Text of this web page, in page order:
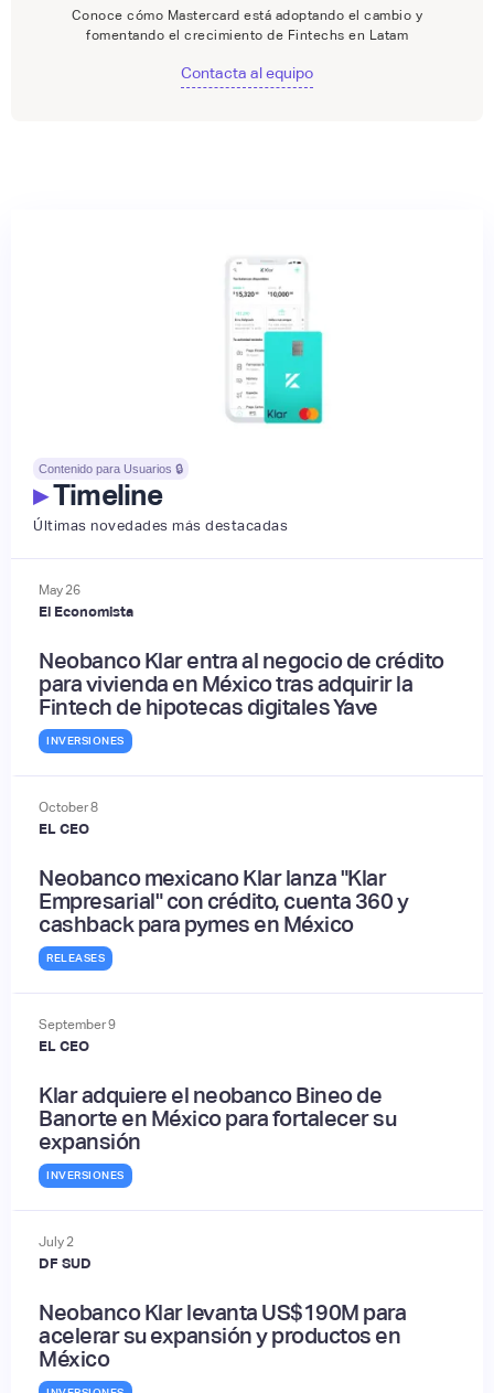
Conoce cómo Mastercard está adoptando el cambio y
fomentando el crecimiento de Fintechs en Latam
Contacta al equipo
Contenido para Usuarios 🔒
▸Timeline
Últimas novedades más destacadas
May 26
El Economista
Neobanco Klar entra al negocio de crédito
para vivienda en México tras adquirir la
Fintech de hipotecas digitales Yave
INVERSIONES
October8
EL CEO
Neobanco mexicano Klar lanza "Klar
Empresarial" con crédito, cuenta 360 y
cashback para pymes en México
RELEASES
September9
EL CEO
Klar adquiere el neobanco Bineo de
Banorte en México para fortalecer su
expansión
INVERSIONES
July 2
DF SUD
Neobanco Klar levanta US$190M para
acelerar su expansión y productos en
México